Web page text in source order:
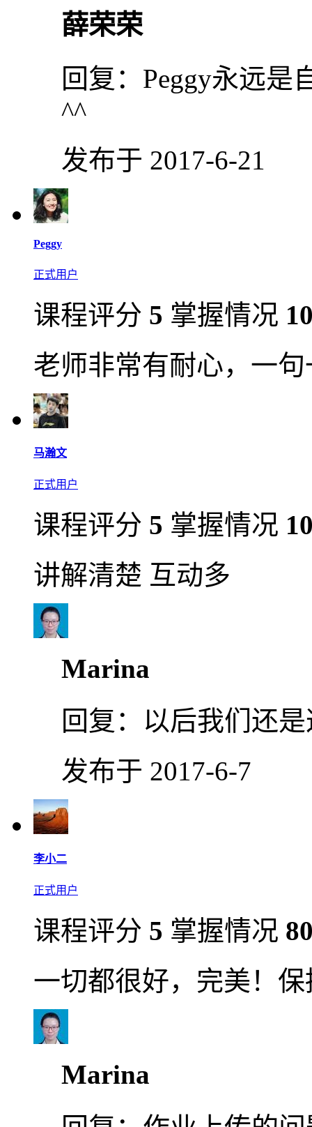
薛荣荣
回复： Peggy永远是
^^
发布于 2017-6-21
Peggy
正式用户
课程评分 5 掌握情况
老师非常有耐心，一
马瀚文
正式用户
课程评分 5 掌握情况
讲解清楚 互动多
Marina
回复： 以后我们还
发布于 2017-6-7
李小二
正式用户
课程评分 5 掌握情况
一切都很好，完美！
Marina